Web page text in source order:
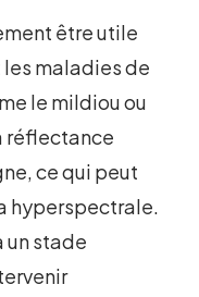
être utile
maladies de
le mildiou ou
réflectance
ce qui peut
hyperspectrale.
un stade